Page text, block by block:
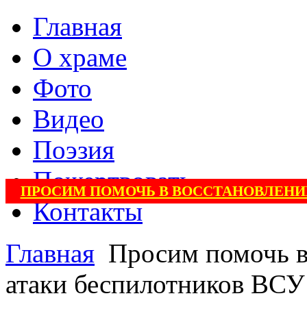
Главная
О храме
Фото
Видео
Поэзия
Пожертвовать
Контакты
ПРОСИМ ПОМОЧЬ В
Главная Просим помочь
атаки беспилотников ВСУ